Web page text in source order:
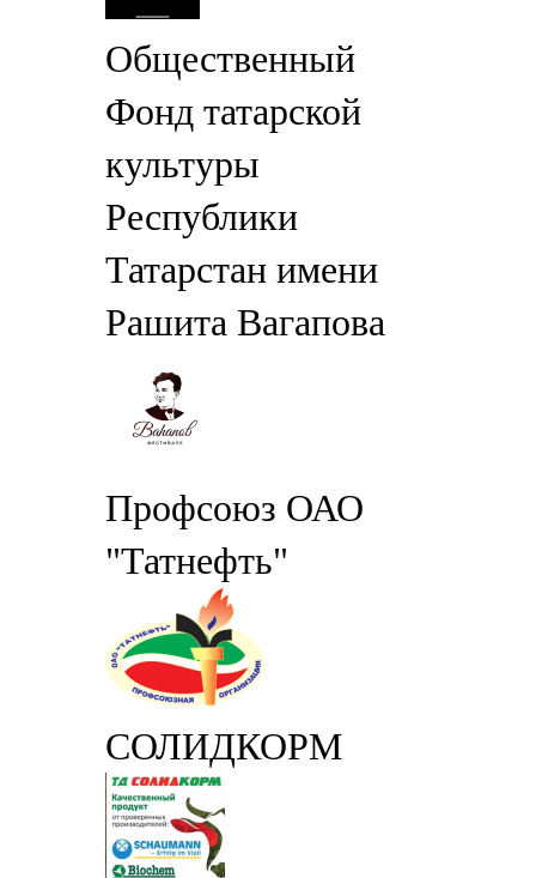
Общественный
Фонд татарской
культуры
Республики
Татарстан имени
Рашита Вагапова
Профсоюз ОАО
"Татнефть"
СОЛИДКОРМ